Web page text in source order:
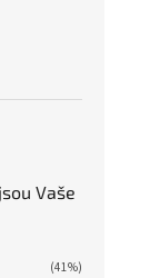
Vaše
(41%)